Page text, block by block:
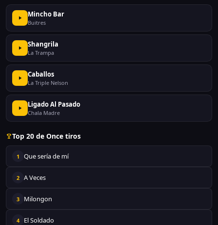
Mincho Bar
Buitres
Shangrila
La Trampa
Caballos
La Triple Nelson
Ligado Al Pasado
Chala Madre
Top 20 de Once tiros
1 Que sería de mí
2 A Veces
3 Milongon
4 El Soldado